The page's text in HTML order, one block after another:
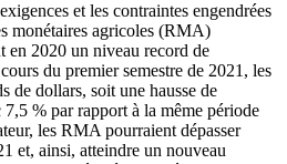
et les contraintes engendrées
monétaires agricoles (RMA)
en 2020 un niveau record de
du premier semestre de 2021, les
dollars, soit une hausse de
% par rapport à la même période
les RMA pourraient dépasser
et, ainsi, atteindre un nouveau